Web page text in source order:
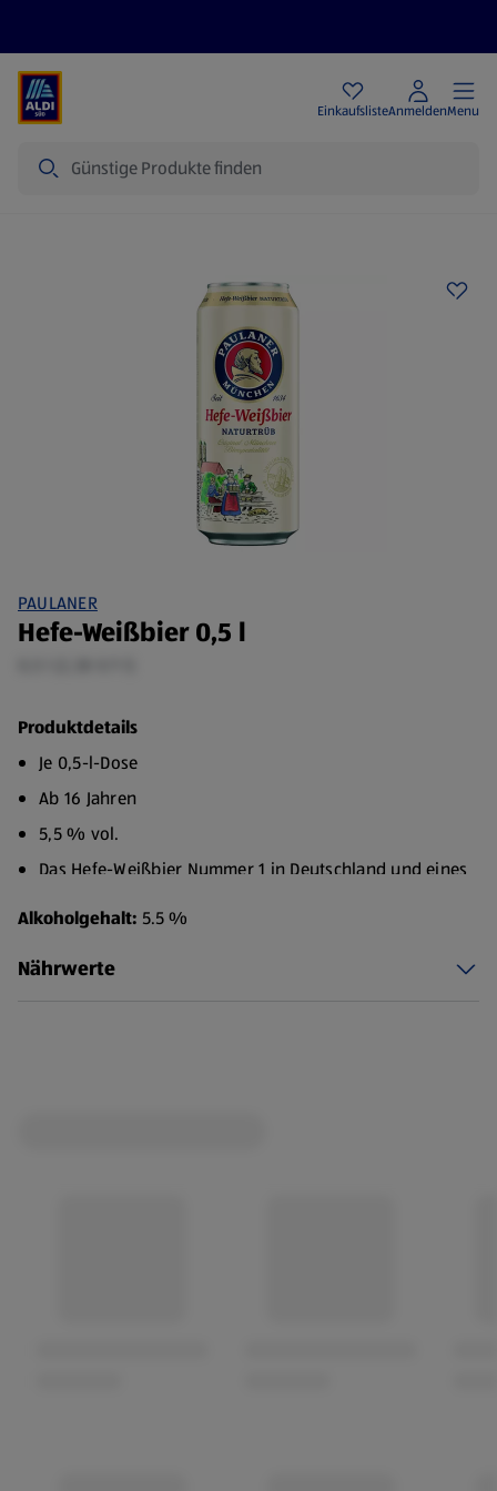
EinkaufslisteAnmeldenMenu
PAULANER
Hefe-Weißbier 0,5 l
Produktdetails
Je 0,5-l-Dose
Ab 16 Jahren
5,5 % vol.
Das Hefe-Weißbier Nummer 1 in Deutschland und eines
Glas leuchtend und unter einer kräftigen Schaumkrone,
duftet dieser Weißbierklassiker aus München ganz leicht
Alkoholgehalt: 5.5 %
Nährwerte